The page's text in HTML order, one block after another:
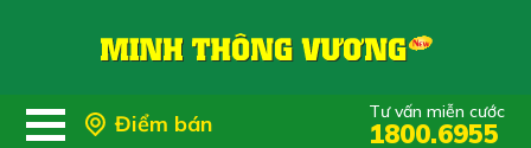
Tư vấn miễn cước
1800.6955
Điểm bán